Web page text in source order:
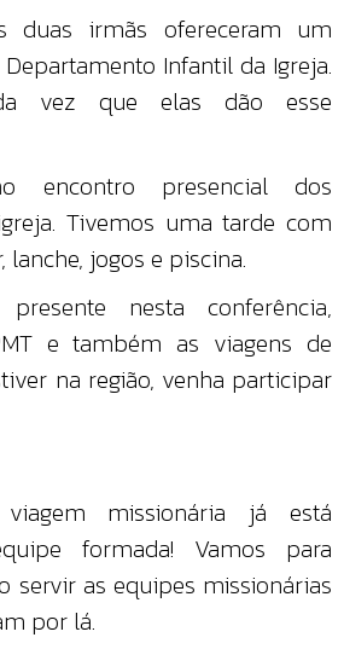
duas irmãs ofereceram um
Infantil da Igreja.
vez que elas dão esse
encontro presencial dos
Tivemos uma tarde com
jogos e piscina.
nesta conferência,
e também as viagens de
na região, venha participar
missionária já está
formada! Vamos para
servir as equipes missionárias
por lá.